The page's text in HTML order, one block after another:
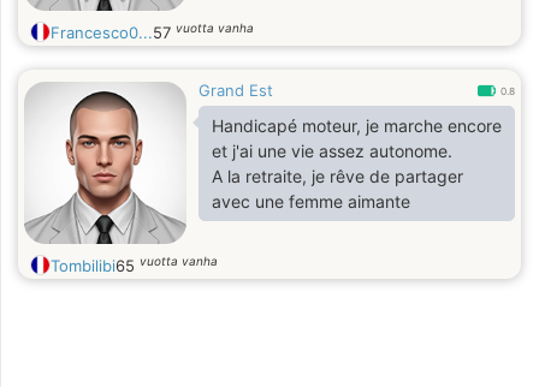
Francesco0...57 vuotta vanha
Grand Est 0.8
Handicapé moteur, je marche encore
et j'ai une vie assez autonome.
A la retraite, je rêve de partager
avec une femme aimante
Tombilibi65 vuotta vanha